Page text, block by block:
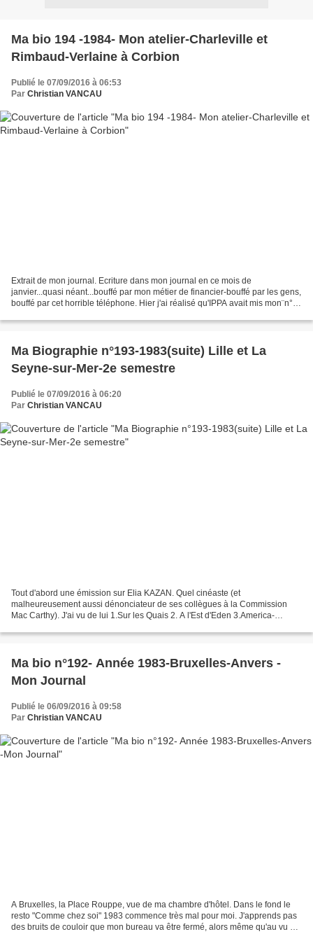
Ma bio 194 -1984- Mon atelier-Charleville et
Rimbaud-Verlaine à Corbion
Publié le 07/09/2016 à 06:53
Par Christian VANCAU
Extrait de mon journal. Ecriture dans mon journal en ce mois de
janvier...quasi néant...bouffé par mon métier de financier-bouffé par les gens,
bouffé par cet horrible téléphone. Hier j'ai réalisé qu'IPPA avait mis mon¨n°
Ma Biographie n°193-1983(suite) Lille et La
Seyne-sur-Mer-2e semestre
Publié le 07/09/2016 à 06:20
Par Christian VANCAU
Tout d'abord une émission sur Elia KAZAN. Quel cinéaste (et
malheureusement aussi dénonciateur de ses collègues à la Commission
Mac Carthy). J'ai vu de lui 1.Sur les Quais 2. A l'Est d'Eden 3.America-
Ma bio n°192- Année 1983-Bruxelles-Anvers -
Mon Journal
Publié le 06/09/2016 à 09:58
Par Christian VANCAU
A Bruxelles, la Place Rouppe, vue de ma chambre d'hôtel. Dans le fond le
resto "Comme chez soi" 1983 commence très mal pour moi. J'apprends pas
des bruits de couloir que mon bureau va être fermé, alors même qu'au vu de